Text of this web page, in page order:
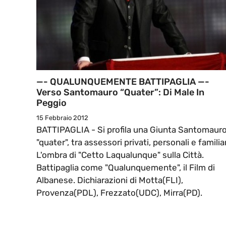
—- QUALUNQUEMENTE BATTIPAGLIA —-
Verso Santomauro “quater”: Di Male In
Peggio
15 Febbraio 2012
BATTIPAGLIA - Si profila una Giunta
"quater", tra assessori privati, personali e
L'ombra di "Cetto Laqualunque" sulla Città.
Battipaglia come "Qualunquemente", il Film di
Albanese. Dichiarazioni di Motta(FLI),
Provenza(PDL), Frezzato(UDC), Mirra(PD).